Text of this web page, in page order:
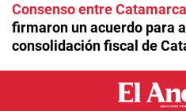
Consenso entre
firmaron un acuerdo para
consolidación fiscal de